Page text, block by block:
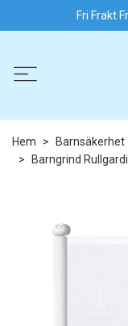
Fri Frakt
Hem Barnsäkerhet
Barngrind